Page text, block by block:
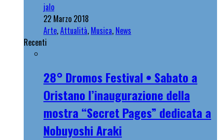
jalo
22 Marzo 2018
Arte,Attualità, Musica, News
Recenti
28° Dromos Festival • Sabato a
Oristano l’inaugurazione della
mostra “Secret Pages” dedicata a
Nobuyoshi Araki